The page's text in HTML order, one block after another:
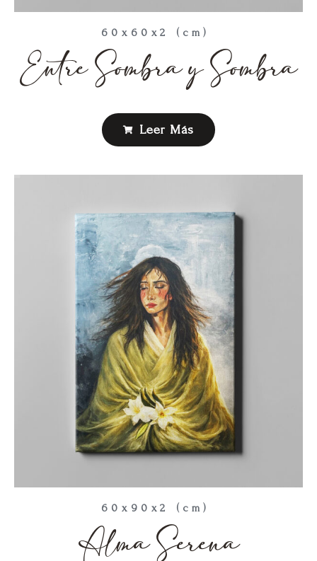
60x60x2 (cm)
Entre Sombra y Sombra
Leer Más
60x90x2 (cm)
Alma Serena